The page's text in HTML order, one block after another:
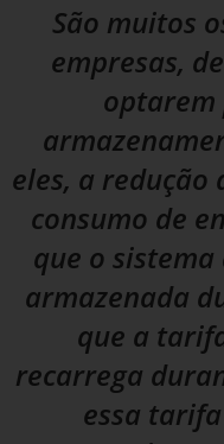
São muitos
empresas,
optarem
eles, a redução
consumo de
que o
armazenada
que a
recarrega
essa tarifa